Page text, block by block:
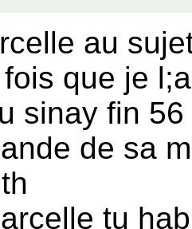
au
que je
sinay fin
de sa
tu